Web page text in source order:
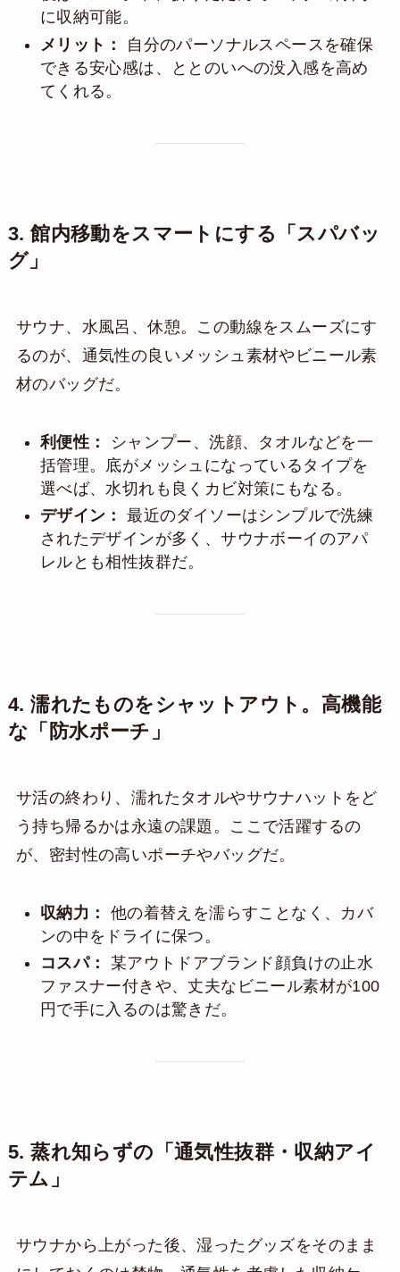
に収納可能。
メリット：
自分のパーソナルスペースを確保
できる安心感は、ととのいへの没入感を高め
てくれる。
3. 館内移動をスマートにする「スパバッ
グ」
サウナ、水風呂、休憩。この動線をスムーズにす
るのが、通気性の良いメッシュ素材やビニール素
材のバッグだ。
利便性：
シャンプー、洗顔、タオルなどを一
括管理。底がメッシュになっているタイプを
選べば、水切れも良くカビ対策にもなる。
デザイン：
最近のダイソーはシンプルで洗練
されたデザインが多く、サウナボーイのアパ
レルとも相性抜群だ。
4. 濡れたものをシャットアウト。高機能
な「防水ポーチ」
サ活の終わり、濡れたタオルやサウナハットをど
う持ち帰るかは永遠の課題。ここで活躍するの
が、密封性の高いポーチやバッグだ。
収納力：
他の着替えを濡らすことなく、カバ
ンの中をドライに保つ。
コスパ：
某アウトドアブランド顔負けの止水
ファスナー付きや、丈夫なビニール素材が100
円で手に入るのは驚きだ。
5. 蒸れ知らずの「通気性抜群・収納アイ
テム」
サウナから上がった後、湿ったグッズをそのまま